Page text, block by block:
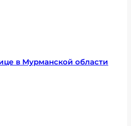
в Мурманской области